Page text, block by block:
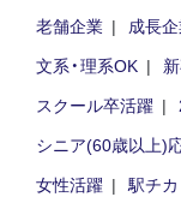
老舗企業
成長
文系・理系OK
スクール卒活躍
シニア(60歳以上)
女性活躍
駅チカ